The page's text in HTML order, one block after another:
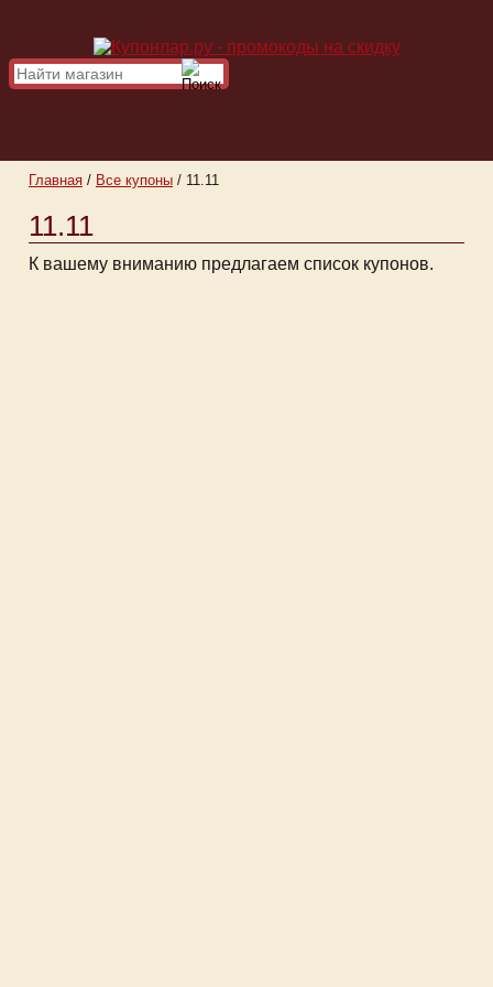
Главная / Все купоны / 11.11
11.11
К вашему вниманию предлагаем список купонов.